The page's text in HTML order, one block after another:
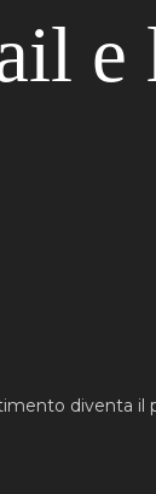
diventa il